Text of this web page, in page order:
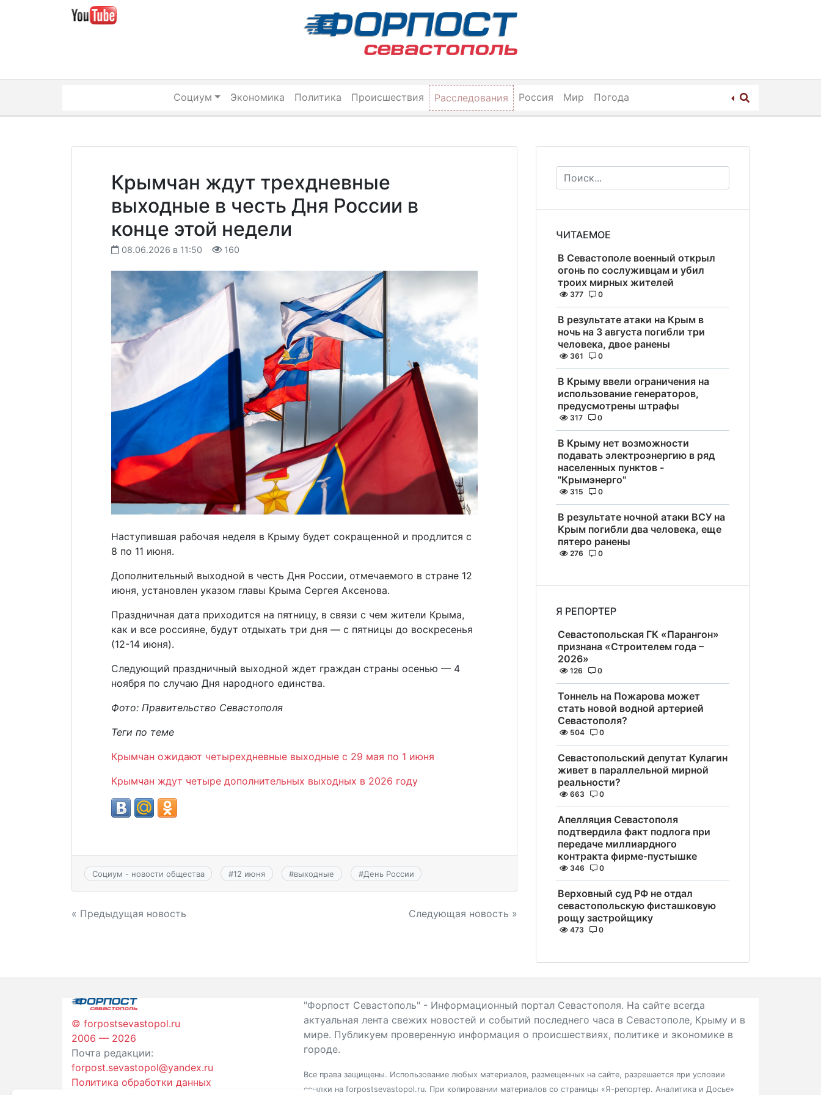
Социум Экономика Политика Происшествия Расследования Россия Мир Погода
Крымчан ждут трехдневные
выходные в честь Дня России в
конце этой недели
08.06.2026 в 11:50 160
Наступившая рабочая неделя в Крыму будет сокращенной и продлится с
8 по 11 июня.
Дополнительный выходной в честь Дня России, отмечаемого в стране 12
июня, установлен указом главы Крыма Сергея Аксенова.
Праздничная дата приходится на пятницу, в связи с чем жители Крыма,
как и все россияне, будут отдыхать три дня — с пятницы до воскресенья
(12-14 июня).
Следующий праздничный выходной ждет граждан страны осенью — 4
ноября по случаю Дня народного единства.
Фото: Правительство Севастополя
Теги по теме
Крымчан ожидают четырехдневные выходные с 29 мая по 1 июня
Крымчан ждут четыре дополнительных выходных в 2026 году
Социум - новости общества #12 июня #выходные #День России
Навигация
« Предыдущая новость Следующая новость »
ЧИТАЕМОЕ
В Севастополе военный открыл
огонь по сослуживцам и убил
троих мирных жителей
377 0
В результате атаки на Крым в
ночь на 3 августа погибли три
человека, двое ранены
361 0
В Крыму ввели ограничения на
использование генераторов,
предусмотрены штрафы
317 0
В Крыму нет возможности
подавать электроэнергию в ряд
населенных пунктов -
"Крымэнерго"
315 0
В результате ночной атаки ВСУ на
Крым погибли два человека, еще
пятеро ранены
276 0
Я РЕПОРТЕР
Севастопольская ГК «Парангон»
признана «Строителем года –
2026»
126 0
Тоннель на Пожарова может
стать новой водной артерией
Севастополя?
504 0
Севастопольский депутат Кулагин
живет в параллельной мирной
реальности?
663 0
Апелляция Севастополя
подтвердила факт подлога при
передаче миллиардного
контракта фирме-пустышке
346 0
Верховный суд РФ не отдал
севастопольскую фисташковую
рощу застройщику
473 0
© forpostsevastopol.ru
2006 — 2026
Почта редакции:
forpost.sevastopol@yandex.ru
Политика обработки данных
"Форпост Севастополь" - Информационный портал Севастополя. На сайте всегда
актуальная лента свежих новостей и событий последнего часа в Севастополе, Крыму и в
мире. Публикуем проверенную информация о происшествиях, политике и экономике в
городе.
Все права защищены. Использование любых материалов, размещенных на сайте, разрешается при условии
ссылки на forpostsevastopol.ru. При копировании материалов со страницы «Я-репортер. Аналитика и Досье»